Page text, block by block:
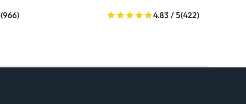
(966) 4.83 / 5(422)